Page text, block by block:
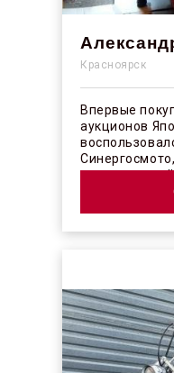
Красноярск
Впервые
аукционов
коллектив